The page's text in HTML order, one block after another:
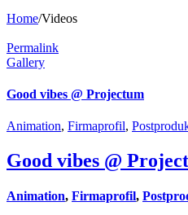
Home/Videos
Permalink
Gallery
Good vibes @ Projectum
Animation, Firmaprofil,
Good vibes @
Animation, Firmaprofil,